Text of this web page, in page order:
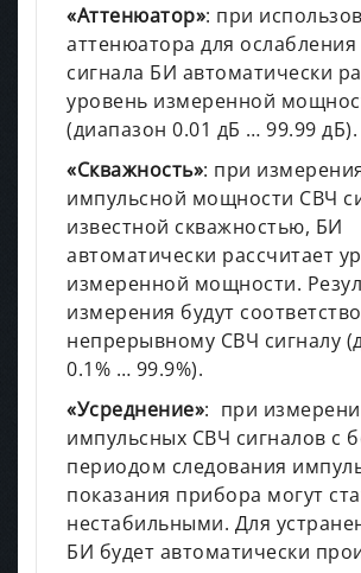
«Аттенюатор»: при
аттенюатора для
сигнала БИ автоматически
уровень измеренной
(диапазон 0.01 дБ … 99.99 дБ).
«Скважность»: при
импульсной мощности СВЧ
известной скважностью, БИ
автоматически рассчитает
измеренной мощности.
измерения будут
непрерывному СВЧ сигналу
0.1% … 99.9%).
«Усреднение»: при
импульсных СВЧ сигналов с
периодом следования
показания прибора могут
нестабильными. Для
БИ будет автоматически